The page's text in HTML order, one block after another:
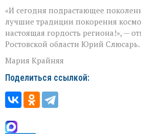
«И сегодня подрастающее
лучшие традиции покорения
настоящая гордость региона!», —
Ростовской области Юрий Слюсарь.
Мария Крайняя
Поделиться ссылкой: